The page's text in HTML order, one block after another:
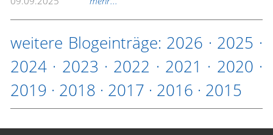
weitere Blogeinträge: 2026 · 2025 ·
2024 · 2023 · 2022 · 2021 · 2020 ·
2019 · 2018 · 2017 · 2016 · 2015